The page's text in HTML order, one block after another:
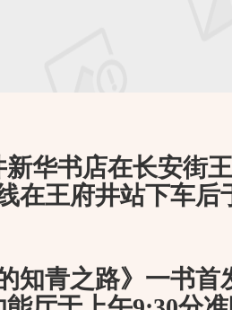
华书店在长安街
在王府井站下车后
知青之路》一书首